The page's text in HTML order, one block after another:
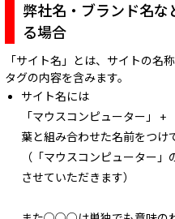
弊社名・ブランド名な
る場合
「サイト名」とは、サイトの名
タグの内容を含みます。
サイト名には
「マウスコンピューター」
葉と組み合わせた名前をつけ
（「マウスコンピューター
させていただきます）